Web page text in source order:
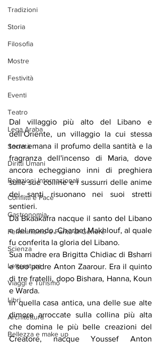
Tradizioni
Storia
Filosofia
Mostre
Festività
Eventi
Teatro
Lega Araba
Società
Diritti Umani
Relazioni Internazionali
Conflitti e Pace
Gastronomia
Femminismo e Parità di Genere
Scienza
Letteratura
Viaggi e Turismo
Libri
Architettura
Bellezza e make up
Dal villaggio più alto del Libano e
dell'Oriente, un villaggio la cui stessa
terra emana il profumo della santità e la
fragranza dell'incenso di Maria, dove
ancora echeggiano inni di preghiera
sulle sue colline e i sussurri delle anime
dei santi risuonano nei suoi stretti
sentieri.
Da Bkaakafra nacque il santo del Libano
e del mondo, Charbel Makhlouf, al quale
fu conferita la gloria del Libano.
Sua madre era Brigitta Chidiac di Bsharri
e suo padre Anton Zaarour. Era il quinto
di tre fratelli, dopo Bishara, Hanna, Koun
e Warda.
In quella casa antica, una delle sue alte
dimore arroccate sulla collina più alta
che domina le più belle creazioni del
Creatore, nacque Youssef Anton